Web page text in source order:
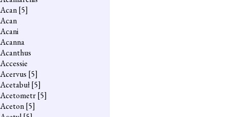
Acan[5]
Acan
Acani
Acanna
Acanthus
Accessie
Acervus [5]
Acetabuł[5]
Acetometr[5]
Aceton[5]